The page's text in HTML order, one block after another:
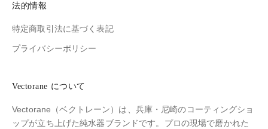
法的情報
特定商取引法に基づく表記
プライバシーポリシー
Vectorane について
Vectorane（ベクトレーン）は、兵庫・尼崎のコーティングショ
ップが立ち上げた純水器ブランドです。プロの現場で磨かれた